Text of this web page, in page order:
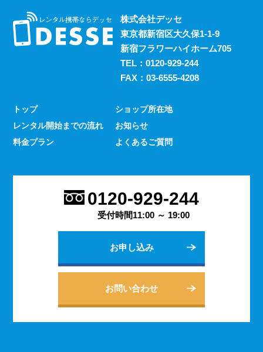
検証用にスマホのレンタルをお考えの際は、デッセまでご
相談ください。
過去に発生した料金トラブルなど、身の回りの様々な事情
からスマホの利用契約を締結できない、という方は意外に
うな連絡手段となるものは手元にないと何かと手間がかか
るものです。 デッセでは、そういった方であっても気軽
にご契約いただけるレンタルスマホサービスのご案内を行
してだけでなく出退勤やスケジュールの管理などにも活躍
します。 会社は人の出入りもありますので、通常のスマ
ホのように1台1台契約するよりも、まとめてレンタルする
方がよりお得に利用できます。 会社用のレンタルスマホ
個人でのご利用から法人向けの複数台のご利用まで、お客
様の用途に合わせた様々な利用方法を提案できるデッセの
株式会社デッセ
東京都新宿区大久保1-1-9
新宿フラワーハイホーム705
TEL： 0120-929-244
FAX：03-6555-4208
トップ
レンタル開始までの流れ
料金プラン
ショップ所在地
お知らせ
よくあるご質問
0120-929-244
受付時間11:00 ～ 19:00
お申し込み
お問い合わせ